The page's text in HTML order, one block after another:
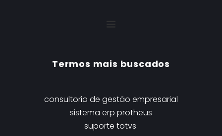
Termos mais buscados
consultoria de gestão empresarial
sistema erp protheus
suporte totvs